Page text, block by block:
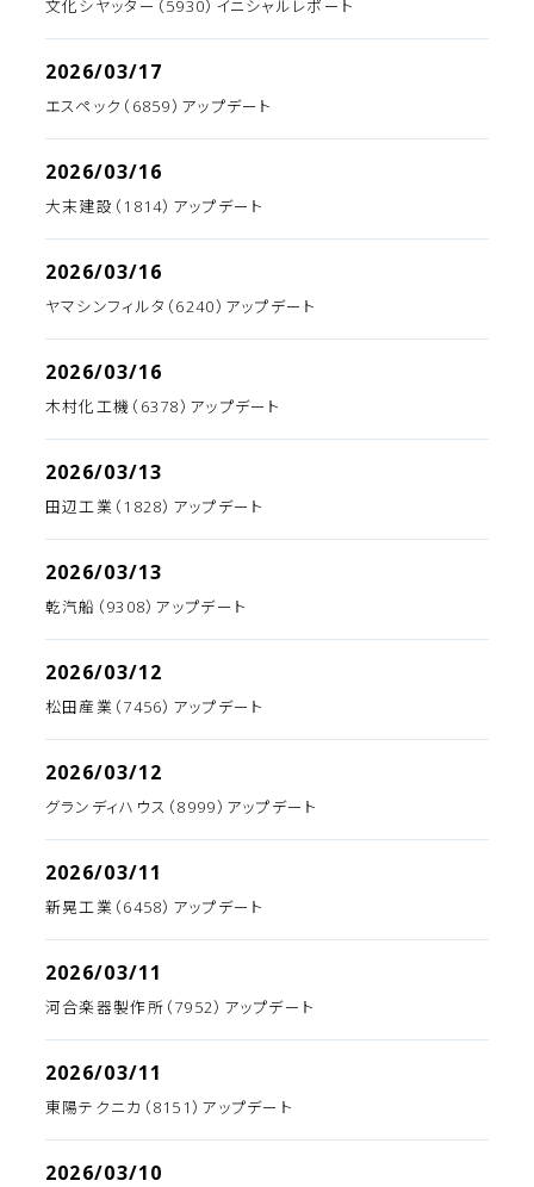
文化シヤッター（5930）イニシャルレポート
2026/03/17
エスペック（6859）アップデート
2026/03/16
大末建設（1814）アップデート
2026/03/16
ヤマシンフィルタ（6240）アップデート
2026/03/16
木村化工機（6378）アップデート
2026/03/13
田辺工業（1828）アップデート
2026/03/13
乾汽船（9308）アップデート
2026/03/12
松田産業（7456）アップデート
2026/03/12
グランディハウス（8999）アップデート
2026/03/11
新晃工業（6458）アップデート
2026/03/11
河合楽器製作所（7952）アップデート
2026/03/11
東陽テクニカ（8151）アップデート
2026/03/10